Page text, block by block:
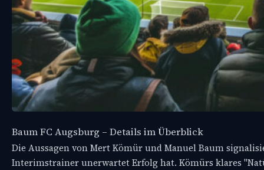
Baum FC Augsburg – Details im Überblick
Die Aussagen von Mert Kömür und Manuel Baum
Interimstrainer unerwartet Erfolg hat. Kömürs klares